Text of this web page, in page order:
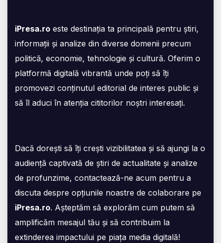
iPresa.ro este destinația ta principală pentru știri,
informații și analize din diverse domenii precum
politică, economie, tehnologie și cultură. Oferim o
platformă digitală vibrantă unde poți să îți
promovezi conținutul editorial de interes public și
să îl aduci în atenția cititorilor noștri interesați.
Dacă dorești să îți crești vizibilitatea și să ajungi la o
audiență captivată de știri de actualitate și analize
de profunzime, contactează-ne acum pentru a
discuta despre opțiunile noastre de colaborare pe
iPresa.ro. Așteptăm să explorăm cum putem să
amplificăm mesajul tău și să contribuim la
extinderea impactului pe piața media digitală!